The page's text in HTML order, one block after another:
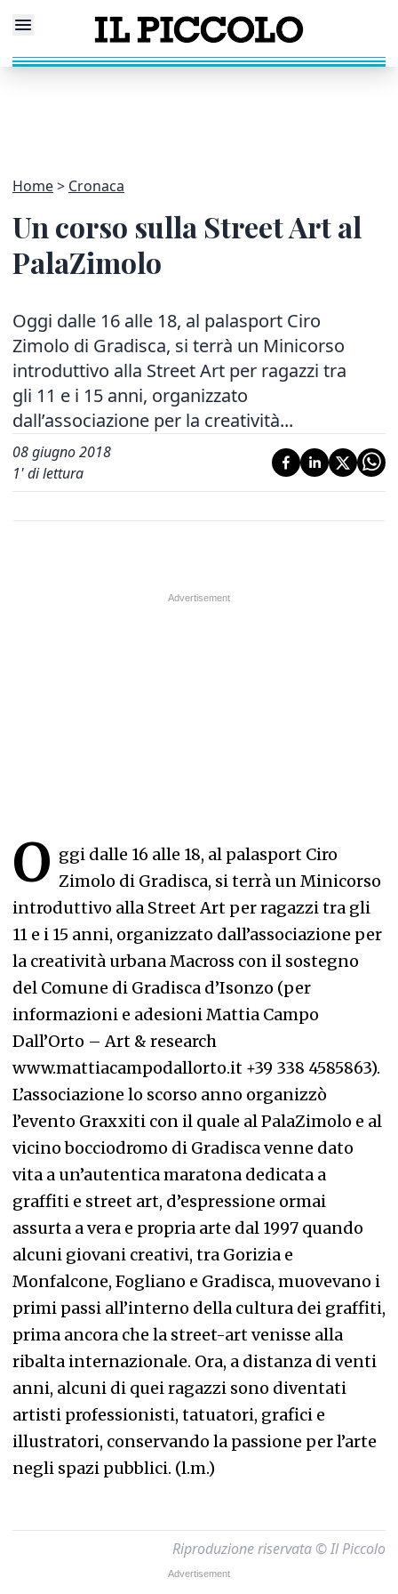
Home Cronaca
Un corso sulla Street Art al
PalaZimolo
Oggi dalle 16 alle 18, al palasport Ciro
Zimolo di Gradisca, si terrà un Minicorso
introduttivo alla Street Art per ragazzi tra
gli 11 e i 15 anni, organizzato
dall’associazione per la creatività...
08 giugno 2018
1' di lettura
O ggi dalle 16 alle 18, al palasport Ciro
Zimolo di Gradisca, si terrà un Minicorso
introduttivo alla Street Art per ragazzi tra gli
11 e i 15 anni, organizzato dall’associazione per
la creatività urbana Macross con il sostegno
del Comune di Gradisca d’Isonzo (per
informazioni e adesioni Mattia Campo
Dall’Orto – Art & research
www.mattiacampodallorto.it +39 338 4585863).
L’associazione lo scorso anno organizzò
l’evento Graxxiti con il quale al PalaZimolo e al
vicino bocciodromo di Gradisca venne dato
vita a un’autentica maratona dedicata a
graffiti e street art, d’espressione ormai
assurta a vera e propria arte dal 1997 quando
alcuni giovani creativi, tra Gorizia e
Monfalcone, Fogliano e Gradisca, muovevano i
primi passi all’interno della cultura dei graffiti,
prima ancora che la street-art venisse alla
ribalta internazionale. Ora, a distanza di venti
anni, alcuni di quei ragazzi sono diventati
artisti professionisti, tatuatori, grafici e
illustratori, conservando la passione per l’arte
negli spazi pubblici. (l.m.)
Riproduzione riservata © Il Piccolo